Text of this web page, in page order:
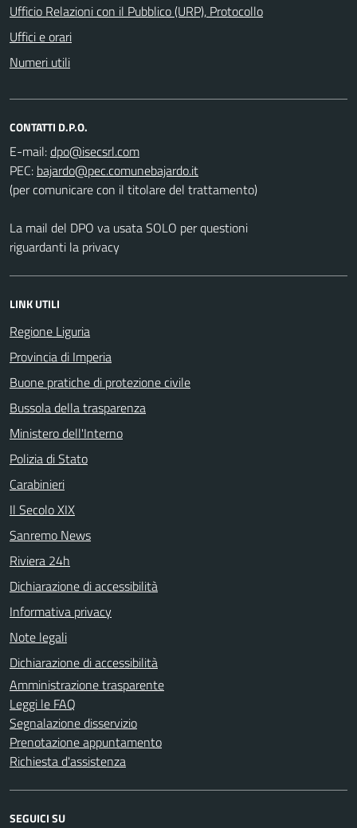
Ufficio Relazioni con il Pubblico (URP), Protocollo
Uffici e orari
Numeri utili
CONTATTI D.P.O.
E-mail:
PEC:
(per comunicare con il titolare del trattamento)
La mail del DPO va usata SOLO per questioni
riguardanti la privacy
LINK UTILI
Regione Liguria
Provincia di Imperia
Buone pratiche di protezione civile
Bussola della trasparenza
Ministero dell'Interno
Polizia di Stato
Carabinieri
Il Secolo XIX
Sanremo News
Riviera 24h
Dichiarazione di accessibilità
Informativa privacy
Note legali
Dichiarazione di accessibilità
Amministrazione trasparente
Leggi le FAQ
Segnalazione disservizio
Prenotazione appuntamento
Richiesta d'assistenza
SEGUICI SU